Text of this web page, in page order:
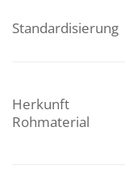
Standardisierung
Herkunft
Rohmaterial